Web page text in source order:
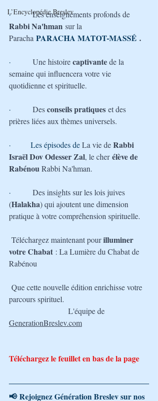
L’Encyclopédie Breslev
· Les enseignements profonds de
Rabbi Na'hman sur la
Paracha PARACHA MATOT-MASSÉ .
· Une histoire captivante de la
semaine qui influencera votre vie
quotidienne et spirituelle.
· Des conseils pratiques et des
prières liées aux thèmes universels.
·        Les épisodes de La vie de Rabbi
Israël Dov Odesser Zal, le cher élève de
Rabénou Rabbi Na'hman.
· Des insights sur les lois juives
(Halakha) qui ajoutent une dimension
pratique à votre compréhension spirituelle.
Téléchargez maintenant pour illuminer
votre Chabat : La Lumière du Chabat de
Rabénou
Que cette nouvelle édition enrichisse votre
parcours spirituel.
L'équipe de
GenerationBreslev.com
Téléchargez le feuillet en bas de la page
📢 Rejoignez Génération Breslev sur nos